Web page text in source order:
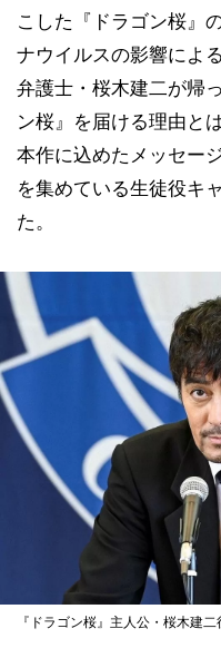
こした『ドラゴン桜』
ナウイルスの影響によ
弁護士・桜木建二が帰
ン桜』を届ける理由と
本作に込めたメッセー
を集めている生徒役キ
た。
『ドラゴン桜』主人公・桜木建